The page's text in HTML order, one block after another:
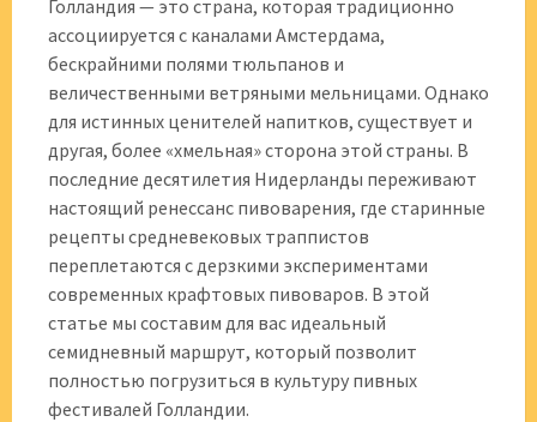
Голландия — это страна, которая традиционно
ассоциируется с каналами Амстердама,
бескрайними полями тюльпанов и
величественными ветряными мельницами. Однако
для истинных ценителей напитков, существует и
другая, более «хмельная» сторона этой страны. В
последние десятилетия Нидерланды переживают
настоящий ренессанс пивоварения, где старинные
рецепты средневековых траппистов
переплетаются с дерзкими экспериментами
современных крафтовых пивоваров. В этой
статье мы составим для вас идеальный
семидневный маршрут, который позволит
полностью погрузиться в культуру пивных
фестивалей Голландии.